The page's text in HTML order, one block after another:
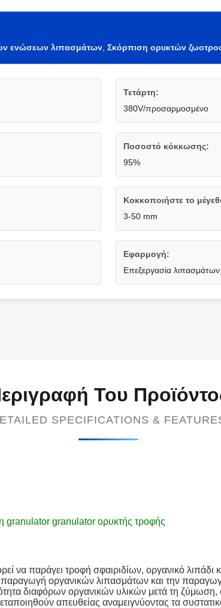
ενώσεων λιπασμάτων Σκόρπιση ορυκτών
Τετάρτη:
380V/προσαρμοσμένο
Ποσοστό κόκκωσης:
95%
Κοκκοποιήστε το
3-50 mm
Εφαρμογή:
Επεξεργασία
Του
SPECIFICATIONS &
granulator granulator ορυκτής τροφής
να παράγει τροφή σφαιριδίων, οργανικό λιπάδι
παραγωγή οργανικών λιπασμάτων και την
διαφόρων οργανικών υλικών μετά τη ζύμωση,
απευθείας αναμειγνύοντας τα